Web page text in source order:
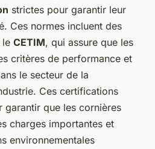
strictes pour garantir leur
Ces normes incluent des
le CETIM, qui assure que les
critères de performance et
le secteur de la
Ces certifications
garantir que les cornières
charges importantes et
environnementales